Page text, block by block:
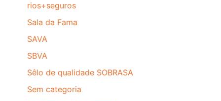
rios+seguros
Sala da Fama
SAVA
SBVA
Sêlo de qualidade SOBRASA
Sem categoria